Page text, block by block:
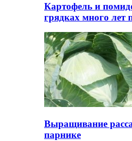
Картофель и
грядках много лет
Выращивание
парнике